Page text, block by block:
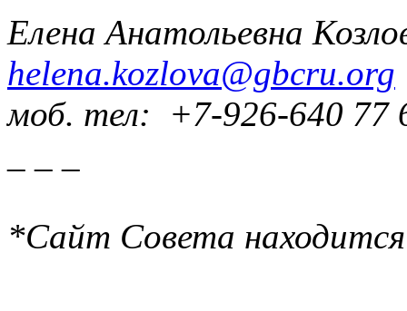
Елена Анатольевна
helena.kozlova@gbcru.org
моб. тел: +7-926-640 77
*Сайт Совета находится